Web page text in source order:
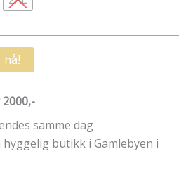
nå!
samme dag
butikk i Gamlebyen i